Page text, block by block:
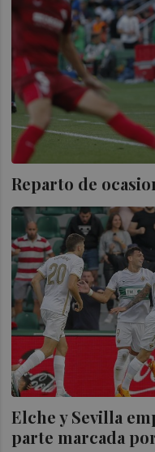
Reparto de
Elche y Sevilla
parte marcada